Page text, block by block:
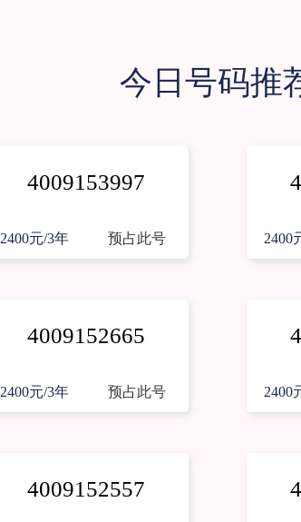
今日号码推
4009153997
2400元/3年 预占此号 2400
4009152665
2400元/3年 预占此号 2400
4009152557